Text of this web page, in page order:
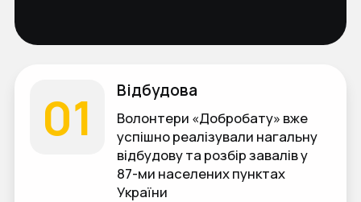
01 Відбудова
Волонтери «Добробату» вже
успішно реалізували нагальну
відбудову та розбір завалів у
87-ми населених пунктах
України